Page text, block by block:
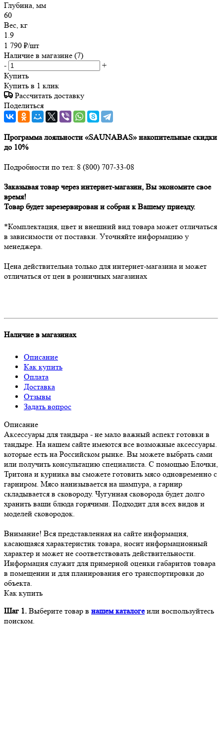
Глубина, мм
60
Вес, кг
1.9
1 790 ₽/шт
Наличие в магазине (7)
-
+
Купить
Купить в 1 клик
Рассчитать доставку
Поделиться
Программа лояльности «SAUNABAS» накопительные скидки
до 10%
Подробности по тел: 8 (800) 707-33-08
Заказывая товар через интернет-магазин, Вы экономите свое
время!
Товар будет зарезервирован и собран к Вашему приезду.
*Комплектация, цвет и внешний вид товара может отличаться
в зависимости от поставки. Уточняйте информацию у
менеджера.
Цена действительна только для интернет-магазина и может
отличаться от цен в розничных магазинах
Наличие в магазинах
Описание
Как купить
Оплата
Доставка
Отзывы
Задать вопрос
Описание
Аксессуары для тандыра - не мало важный аспект готовки в
тандыре. На нашем сайте имеются все возможные аксессуары.
которые есть на Российском рынке. Вы можете выбрать сами
или получить консультацию специалиста. С помощью Елочки,
Тритона и курника вы сможете готовить мясо одновременно с
гарниром. Мясо нанизывается на шампура, а гарнир
складывается в сковороду. Чугунная сковорода будет долго
хранить ваши блюда горячими. Подходит для всех видов и
моделей сковородок.
Внимание! Вся представленная на сайте информация,
касающаяся характеристик товара, носит информационный
характер и может не соответствовать действительности.
Информация служит для примерной оценки габаритов товара
в помещении и для планирования его транспортировки до
объекта.
Как купить
Шаг 1. Выберите товар в нашем каталогеили воспользуйтесь
поиском.